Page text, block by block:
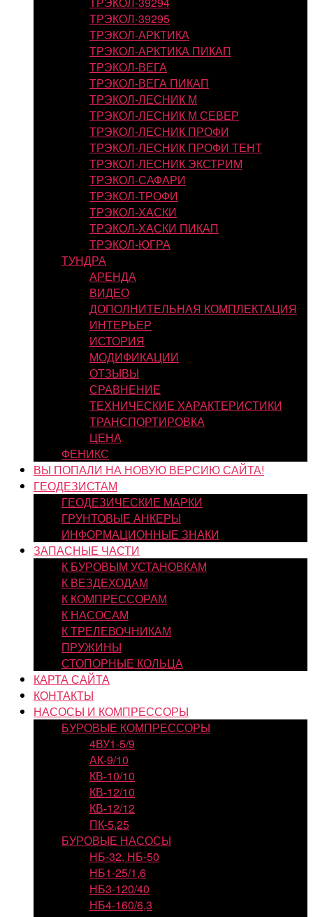
ТРЭКОЛ-39295
ТРЭКОЛ-АРКТИКА
ТРЭКОЛ-АРКТИКА ПИКАП
ТРЭКОЛ-ВЕГА
ТРЭКОЛ-ВЕГА ПИКАП
ТРЭКОЛ-ЛЕСНИК М
ТРЭКОЛ-ЛЕСНИК М СЕВЕР
ТРЭКОЛ-ЛЕСНИК ПРОФИ
ТРЭКОЛ-ЛЕСНИК ПРОФИ ТЕНТ
ТРЭКОЛ-ЛЕСНИК ЭКСТРИМ
ТРЭКОЛ-САФАРИ
ТРЭКОЛ-ТРОФИ
ТРЭКОЛ-ХАСКИ
ТРЭКОЛ-ХАСКИ ПИКАП
ТРЭКОЛ-ЮГРА
ТУНДРА
АРЕНДА
ВИДЕО
ДОПОЛНИТЕЛЬНАЯ КОМПЛЕКТАЦИЯ
ИНТЕРЬЕР
ИСТОРИЯ
МОДИФИКАЦИИ
ОТЗЫВЫ
СРАВНЕНИЕ
ТЕХНИЧЕСКИЕ ХАРАКТЕРИСТИКИ
ТРАНСПОРТИРОВКА
ЦЕНА
ФЕНИКС
ВЫ ПОПАЛИ НА НОВУЮ ВЕРСИЮ САЙТА!
ГЕОДЕЗИСТАМ
ГЕОДЕЗИЧЕСКИЕ МАРКИ
ГРУНТОВЫЕ АНКЕРЫ
ИНФОРМАЦИОННЫЕ ЗНАКИ
ЗАПАСНЫЕ ЧАСТИ
К БУРОВЫМ УСТАНОВКАМ
К ВЕЗДЕХОДАМ
К КОМПРЕССОРАМ
К НАСОСАМ
К ТРЕЛЕВОЧНИКАМ
ПРУЖИНЫ
СТОПОРНЫЕ КОЛЬЦА
КАРТА САЙТА
КОНТАКТЫ
НАСОСЫ И КОМПРЕССОРЫ
БУРОВЫЕ КОМПРЕССОРЫ
4ВУ1-5/9
АК-9/10
КВ-10/10
КВ-12/10
КВ-12/12
ПК-5,25
БУРОВЫЕ НАСОСЫ
НБ-32, НБ-50
НБ1-25/1,6
НБ3-120/40
НБ4-160/6,3